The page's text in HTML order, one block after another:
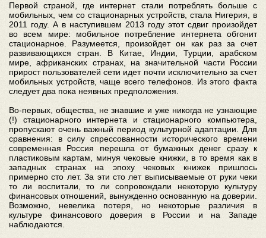
Первой страной, где интернет стали потреблять больше с
мобильных, чем со стационарных устройств, стала Нигерия, в
2011 году. А в наступившем 2013 году этот сдвиг произойдет
во всем мире: мобильное потребление интернета обгонит
стационарное. Разумеется, произойдет он как раз за счет
развивающихся стран. В Китае, Индии, Турции, арабском
мире, африканских странах, на значительной части России
прирост пользователей сети идет почти исключительно за счет
мобильных устройств, чаще всего телефонов. Из этого факта
следует два пока неявных предположения.
Во-первых, общества, не знавшие и уже никогда не узнающие
(!) стационарного интернета и стационарного компьютера,
пропускают очень важный период культурной адаптации. Для
сравнения: в силу спрессованности исторического времени
современная Россия перешла от бумажных денег сразу к
пластиковым картам, минуя чековые книжки, в то время как в
западных странах на эпоху чековых книжек пришлось
примерно сто лет. За эти сто лет выписываемые от руки чеки
то ли воспитали, то ли сопровождали некоторую культуру
финансовых отношений, вынужденно основанную на доверии.
Возможно, невелика потеря, но некоторые различия в
культуре финансового доверия в России и на Западе
наблюдаются.